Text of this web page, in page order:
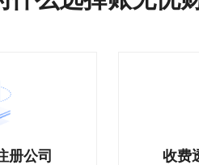
册公司 收费